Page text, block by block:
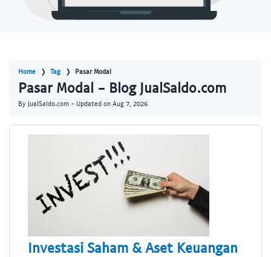
Home Tag Pasar Modal
Pasar Modal - Blog JualSaldo.com
By JualSaldo.com - Updated on Aug 7, 2026
Investasi Saham & Aset Keuangan